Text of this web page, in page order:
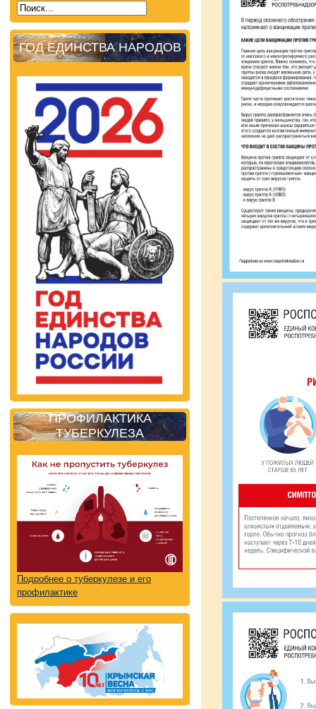
ГОД ЕДИНСТВА НАРОДОВ
ПРОФИЛАКТИКА
ТУБЕРКУЛЕЗА
Подробнее о туберкулезе и его
профилактике